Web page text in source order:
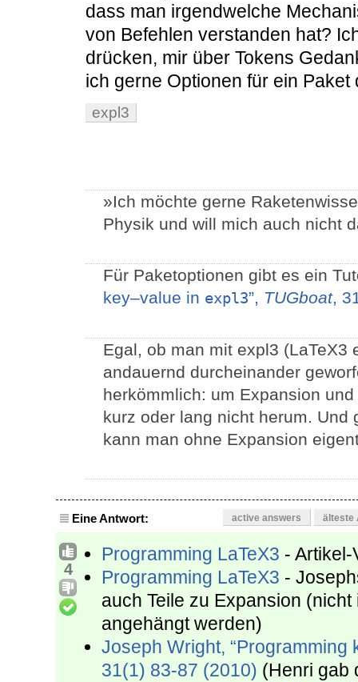
dass man irgendwelche
von Befehlen verstanden hat?
drücken, mir über Tokens
ich gerne Optionen für ein Paket
expl3
»Ich möchte gerne
Physik und will mich auch nicht
Für Paketoptionen gibt es ein
key–value in expl3”, TUGboat,
Egal, ob man mit expl3
andauernd durcheinander
herkömmlich: um Expansion
kurz oder lang nicht herum.
kann man ohne Expansion
Eine Antwort: active answers älteste
4
Programming LaTeX3 - Artikel-
Programming LaTeX3 -
auch Teile zu Expansion
angehängt werden)
Joseph Wright, “Programming
31(1) 83-87 (2010) (Henri gab